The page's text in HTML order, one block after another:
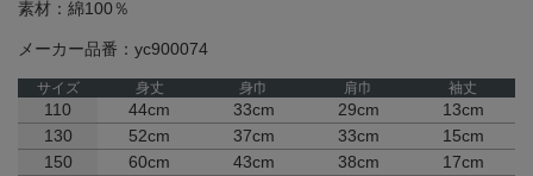
素材：綿100％
メーカー品番：yc900074
サイズ 身丈 身巾 肩巾 袖丈
110 44cm 33cm 29cm
13cm
130
52cm 37cm 33cm
15cm
150
60cm 43cm 38cm
17cm